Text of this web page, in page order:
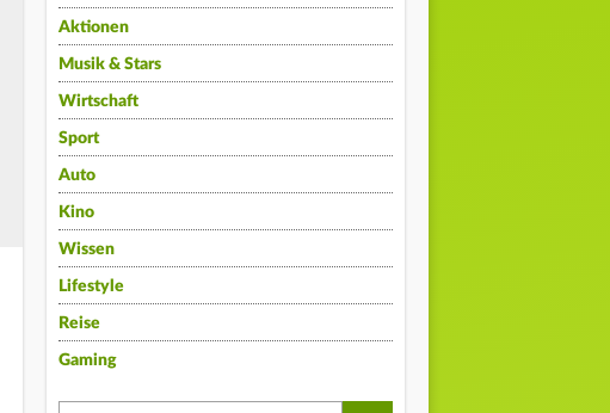
Aktionen
Musik & Stars
Wirtschaft
Sport
Auto
Kino
Wissen
Lifestyle
Reise
Gaming